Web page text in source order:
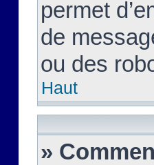
permet
de
ou des
Haut
»